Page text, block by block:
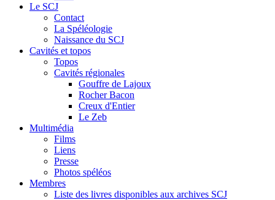
Le SCJ
Contact
La Spéléologie
Naissance du SCJ
Cavités et topos
Topos
Cavités régionales
Gouffre de Lajoux
Rocher Bacon
Creux d'Entier
Le Zeb
Multimédia
Films
Liens
Presse
Photos spéléos
Membres
Liste des livres disponibles aux archives SCJ